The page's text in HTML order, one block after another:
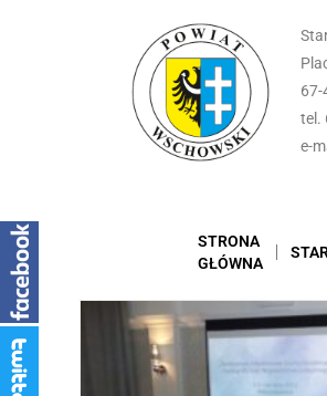
67-
tel.
e-
STRONA
GŁÓWNA